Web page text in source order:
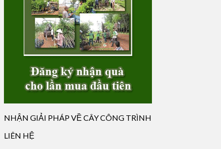
NHẬN GIẢI PHÁP VỀ CÂY CÔNG TRÌNH
LIÊN HỆ